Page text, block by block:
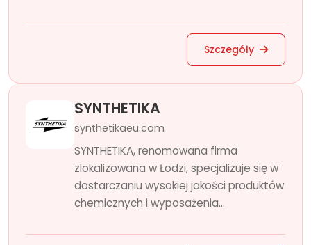
Szczegóły
SYNTHETIKA
synthetikaeu.com
SYNTHETIKA, renomowana firma
zlokalizowana w Łodzi, specjalizuje się w
dostarczaniu wysokiej jakości produktów
chemicznych i wyposażenia...